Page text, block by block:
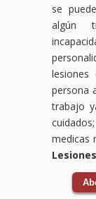
se
algún
persona
trabajo
medicas